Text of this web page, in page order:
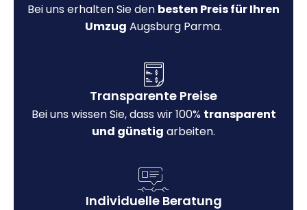
Bei uns erhalten Sie den besten Preis für Ihren
Umzug Augsburg Parma.
Transparente Preise
Bei uns wissen Sie, dass wir 100% transparent
und günstig arbeiten.
Individuelle Beratung